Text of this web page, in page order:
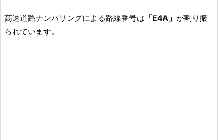
高速道路ナンバリングによる路線番号は 「E4A」 が割り振
られています。